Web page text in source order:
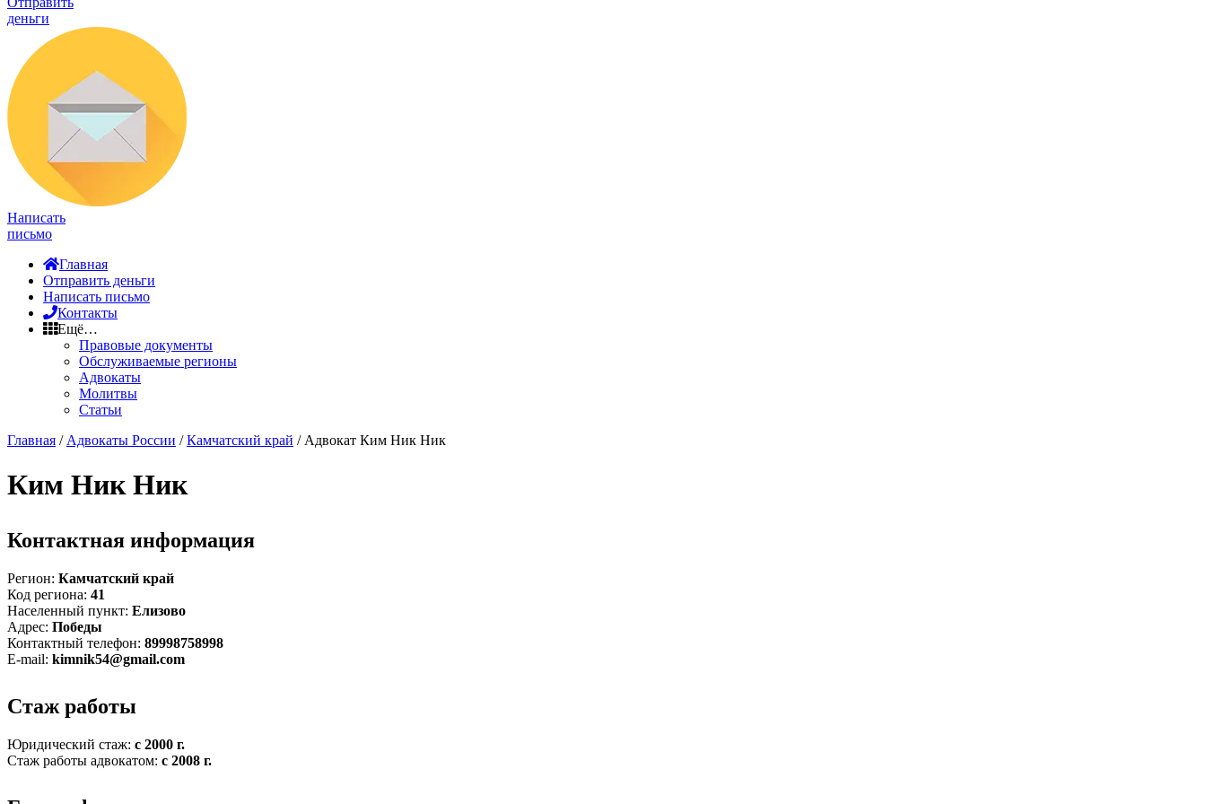
деньги
Написать
письмо
Главная
Отправить деньги
Написать письмо
Контакты
Ещё…
Правовые документы
Обслуживаемые регионы
Адвокаты
Молитвы
Статьи
Главная / Адвокаты России /Камчатский край / Адвокат Ким Ник Ник
Ким Ник Ник
Контактная информация
Регион: Камчатский край
Код региона: 41
Населенный пункт: Елизово
Адрес: Победы
Контактный телефон: 89998758998
E-mail: kimnik54@gmail.com
Стаж работы
Юридический стаж: с 2000 г.
Стаж работы адвокатом: с 2008 г.